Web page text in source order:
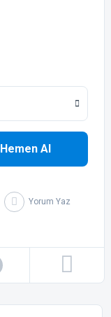
Hemen Al
Yorum Yaz